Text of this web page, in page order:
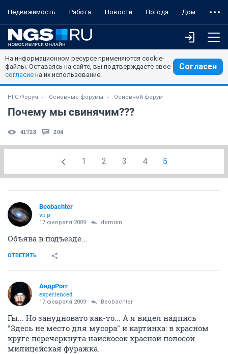
Недвижимость Работа Новости Погода Дом
На информационном ресурсе применяются cookie-
файлы. Оставаясь на сайте, вы подтверждаете свое
согласие на их использование.
Согласен
НГС.Форум Основные форумы Основной форум
Почему мы свинячим???
41728 204
1 2 3 4 5
Beobachter
v.i.p.
17 февраля 2009 demien
Объява в подъезде...
ОТВЕТИТЬ
АндрРогг
experienced
17 февраля 2009 Beobachter
Гы... Но занудновато как-то... А я видел надпись
"Здесь не место для мусора" и картинка: в красном
круге перечёркнута наискосок красной полосой
милицейская фуражка.